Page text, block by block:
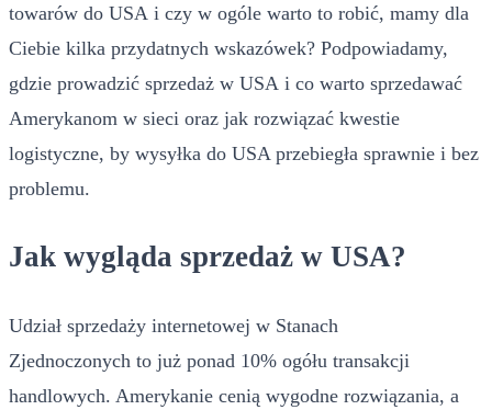
towarów do USA i czy w ogóle warto to robić, mamy dla
Ciebie kilka przydatnych wskazówek? Podpowiadamy,
gdzie prowadzić sprzedaż w USA i co warto sprzedawać
Amerykanom w sieci oraz jak rozwiązać kwestie
logistyczne, by wysyłka do USA przebiegła sprawnie i bez
problemu.
Jak wygląda sprzedaż w USA?
Udział sprzedaży internetowej w Stanach
Zjednoczonych to już ponad 10% ogółu transakcji
handlowych. Amerykanie cenią wygodne rozwiązania, a